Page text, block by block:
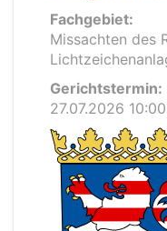
Fachgebiet:
Missachten des
Gerichtstermin:
27.07.2026